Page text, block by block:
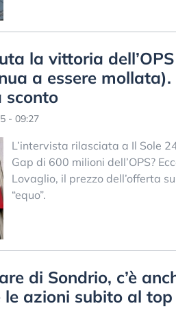
la vittoria
a essere mollata).
sconto
- 09:27
L’intervista rilasciata a Il Sole
Gap di 600 milioni dell’OPS?
Lovaglio, il prezzo dell’offerta
“equo”.
di Sondrio, c’è
le azioni subito al